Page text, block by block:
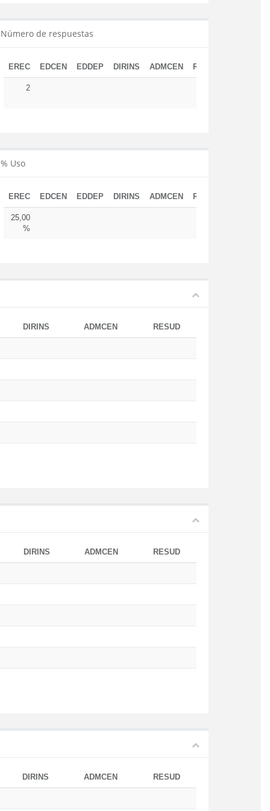
Número de respuestas
EREC EDCEN EDDEP DIRINS ADMCEN RESUD
2
% Uso
EREC EDCEN EDDEP DIRINS ADMCEN RESUD
25,00
%
DIRINS ADMCEN RESUD
DIRINS ADMCEN RESUD
DIRINS ADMCEN RESUD